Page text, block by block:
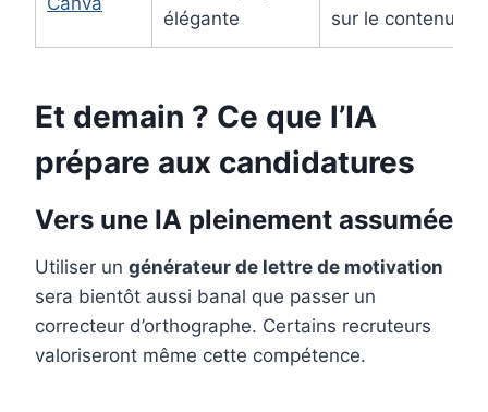
élégante
sur le contenu
Et demain ? Ce que l’IA
prépare aux candidatures
Vers une IA pleinement assumée
Utiliser un générateur de lettre de motivation
sera bientôt aussi banal que passer un
correcteur d’orthographe. Certains recruteurs
valoriseront même cette compétence.